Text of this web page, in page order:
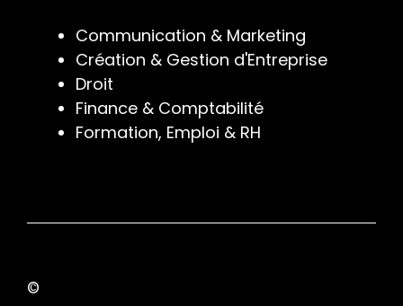
Communication & Marketing
Création & Gestion d'Entreprise
Droit
Finance & Comptabilité
Formation, Emploi & RH
©